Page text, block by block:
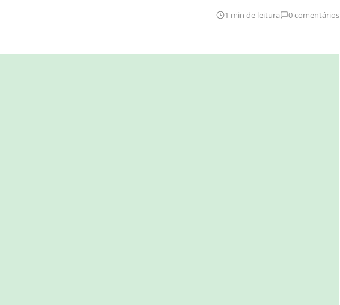
1 min de leitura 0 comentários